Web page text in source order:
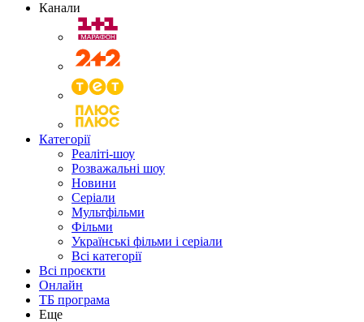
Канали
Категорії
Реаліті-шоу
Розважальні шоу
Новини
Серіали
Мультфільми
Фільми
Українські фільми і серіали
Всі категорії
Всі проєкти
Онлайн
ТБ програма
Еще